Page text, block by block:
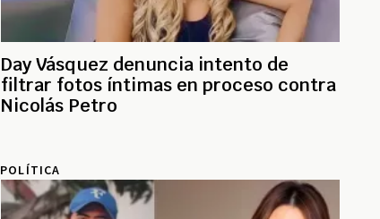
Day Vásquez denuncia intento de
filtrar fotos íntimas en proceso contra
Nicolás Petro
POLÍTICA